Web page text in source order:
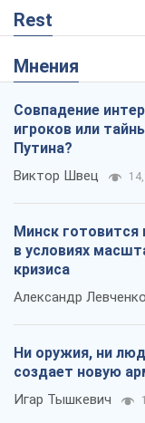
Rest
Мнения
Совпадение
игроков или
Путина?
Виктор Швец
Минск готовится
в условиях
кризиса
Александр Левченко
Ни оружия, ни
создает новую
Игар Тышкевич